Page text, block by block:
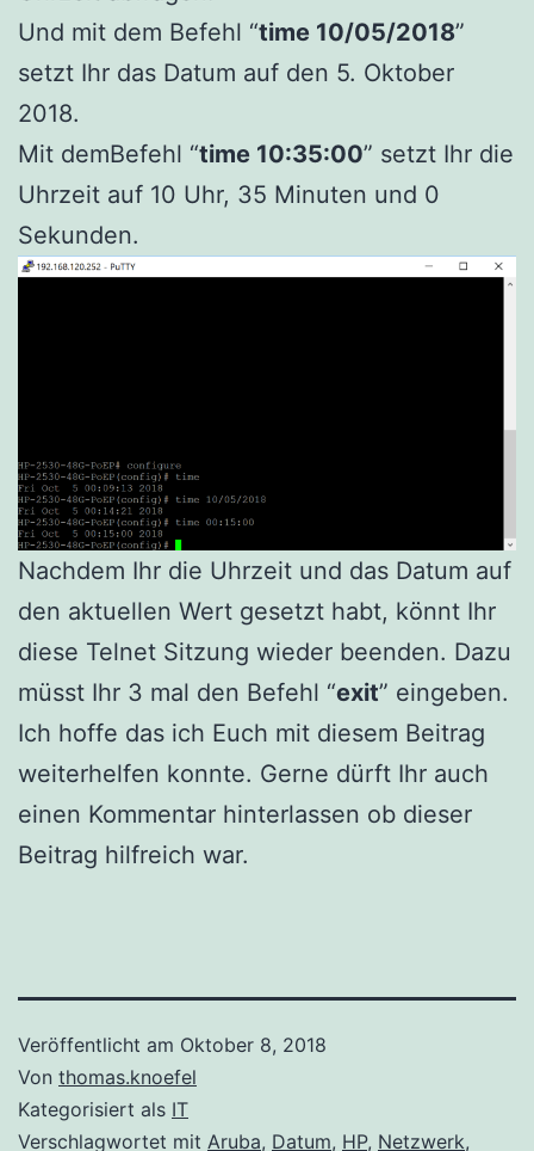
Und mit dem Befehl “time 10/05/2018”
setzt Ihr das Datum auf den 5. Oktober
2018.
Mit demBefehl “time 10:35:00” setzt Ihr die
Uhrzeit auf 10 Uhr, 35 Minuten und 0
Sekunden.
Nachdem Ihr die Uhrzeit und das Datum auf
den aktuellen Wert gesetzt habt, könnt Ihr
diese Telnet Sitzung wieder beenden. Dazu
müsst Ihr 3 mal den Befehl “exit” eingeben.
Ich hoffe das ich Euch mit diesem Beitrag
weiterhelfen konnte. Gerne dürft Ihr auch
einen Kommentar hinterlassen ob dieser
Beitrag hilfreich war.
Veröffentlicht am Oktober 8, 2018
Von thomas.knoefel
Kategorisiert als IT
Verschlagwortet mit Aruba, Datum, HP, Netzwerk,